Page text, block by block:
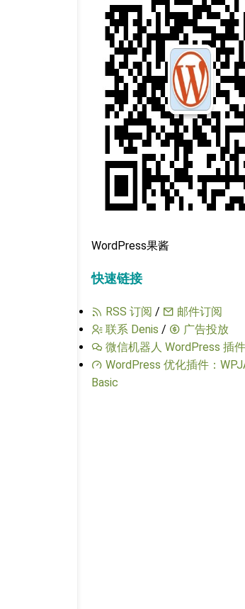
WordPress果酱
快速链接
RSS 订阅 /
邮件订阅
联系 Denis /
广告投放
微信机器人 WordPress 插
WordPress 优化插件：
Basic